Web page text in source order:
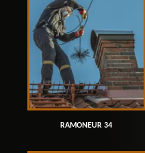
RAMONEUR 34